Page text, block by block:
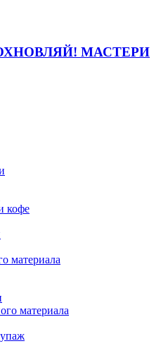
МАСТЕРИ
кофе
материала
материала